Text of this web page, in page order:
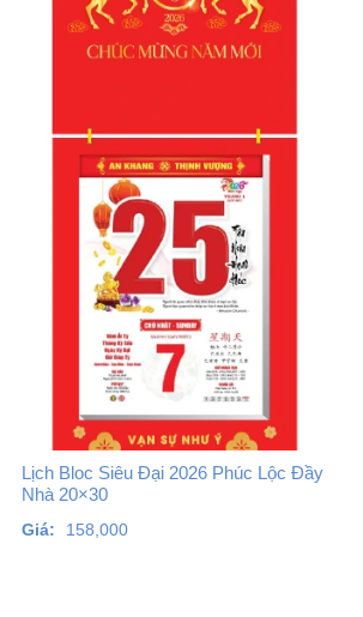
Lịch Bloc Siêu Đại 2026 Phúc Lộc Đầy
Nhà 20×30
Giá: 158,000